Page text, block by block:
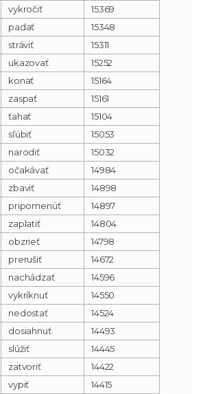
vykročiť
15369
padať
15348
stráviť
15311
ukazovať
15252
konať
15164
zaspať
15161
ťahať
15104
sľúbiť
15053
narodiť
15032
očakávať
14984
zbaviť
14898
pripomenúť
14897
zaplatiť
14804
obzrieť
14798
prerušiť
14672
nachádzať
14596
vykríknuť
14550
nedostať
14524
dosiahnuť
14493
slúžiť
14445
zatvoriť
14422
vypiť 14415